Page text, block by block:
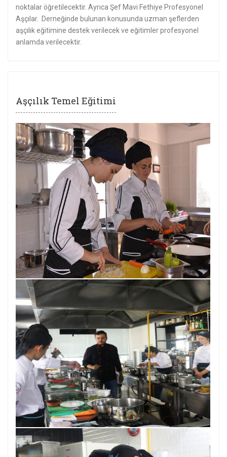
noktalar öğretilecektir. Ayrıca Şef Mavi Fethiye Profesyonel
Aşçılar. Derneğinde bulunan konusunda uzman şeflerden
aşçılık eğitimine destek verilecek ve eğitimler profesyonel
anlamda verilecektir.
Aşçılık Temel Eğitimi